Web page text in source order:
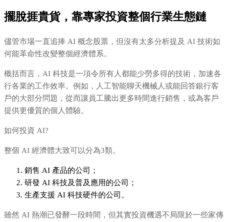
擺脫捱貴貨，靠專家投資整個行業生態鏈
儘管市場一直追捧 AI 概念股票，但沒有太多分析提及 AI 技術如
何能革命性改變整個經濟體系。
概括而言，AI 科技是一項令所有人都能少勞多得的技術，加速各
行各業的工作效率。例如，人工智能聊天機械人或能回答銀行客
戶的大部分問題，從而讓員工騰出更多時間進行銷售，或為客戶
提供更優質的個人體驗。
如何投資 AI?
整個 AI 經濟體大致可以分為3類。
銷售 AI 產品的公司；
研發 AI 科技及普及應用的公司；
生產支援 AI 科技硬件的公司。
雖然 AI 熱潮已發酵一段時間，但其實投資機遇不局限於一些家傳